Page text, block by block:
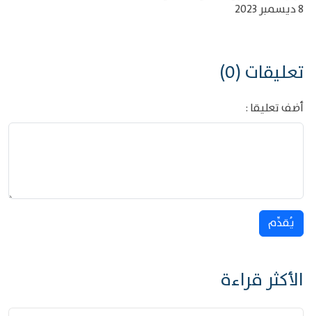
8 ديسمبر 2023
تعليقات (0)
أضف تعليقا :
يُقدِّم
الأكثر قراءة